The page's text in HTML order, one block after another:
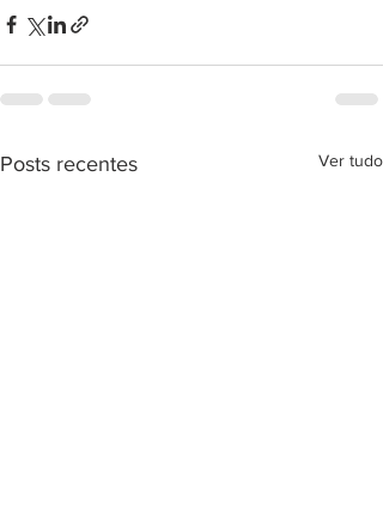
Posts recentes Ver tudo